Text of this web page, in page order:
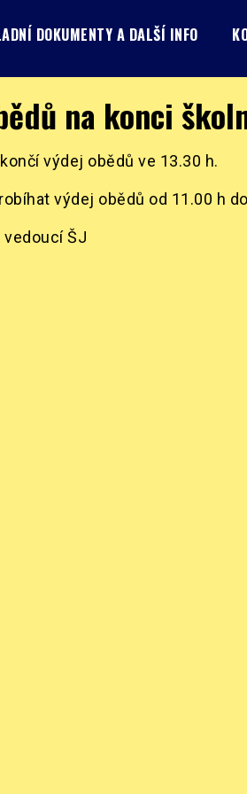
DOKUMENTY A DALŠÍ INFO
na konci
výdej obědů ve 13.30 h.
výdej obědů od 11.00 h
vedoucí ŠJ